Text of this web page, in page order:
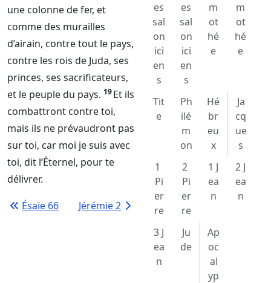
une colonne de fer, et
comme des murailles
d’airain, contre tout le pays,
contre les rois de Juda, ses
princes, ses sacrificateurs,
et le peuple du pays. 19Et ils
combattront contre toi,
mais ils ne prévaudront pas
sur toi, car moi je suis avec
toi, dit l’Éternel, pour te
délivrer.
Ésaïe 66
Jérémie 2
es
sal
on
ici
en
s
es
sal
on
ici
en
s
m
ot
hé
e
m
ot
hé
e
Tit
e
Ph
ilé
m
on
Hé
br
eu
x
Ja
cq
ue
s
1
Pi
er
re
2
Pi
er
re
1 J
ea
n
2 J
ea
n
3 J
ea
n
Ju
de
Ap
oc
al
yp